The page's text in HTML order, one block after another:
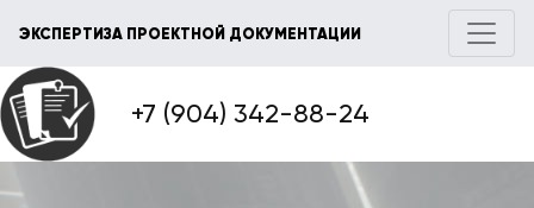
ЭКСПЕРТИЗА ПРОЕКТНОЙ ДОКУМЕНТАЦИИ
+7 (904) 342-88-24